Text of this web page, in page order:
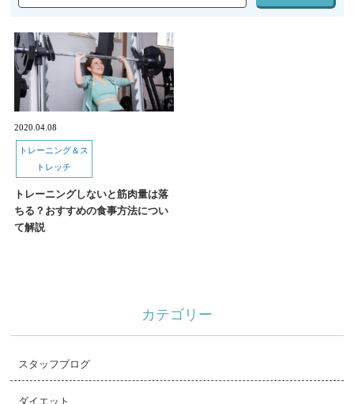
2020.04.08
トレーニング＆ス
トレッチ
トレーニングしないと筋肉量は落
ちる？おすすめの食事方法につい
て解説
カテゴリー
スタッフブログ
ダイエット